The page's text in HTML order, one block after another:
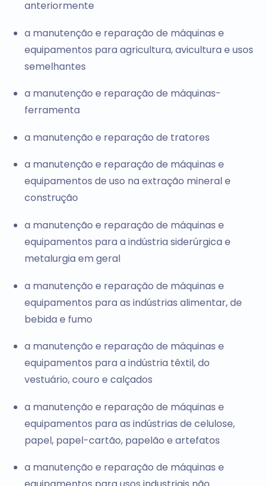
anteriormente
a manutenção e reparação de máquinas e
equipamentos para agricultura, avicultura e usos
semelhantes
a manutenção e reparação de máquinas-
ferramenta
a manutenção e reparação de tratores
a manutenção e reparação de máquinas e
equipamentos de uso na extração mineral e
construção
a manutenção e reparação de máquinas e
equipamentos para a indústria siderúrgica e
metalurgia em geral
a manutenção e reparação de máquinas e
equipamentos para as indústrias alimentar, de
bebida e fumo
a manutenção e reparação de máquinas e
equipamentos para a indústria têxtil, do
vestuário, couro e calçados
a manutenção e reparação de máquinas e
equipamentos para as indústrias de celulose,
papel, papel-cartão, papelão e artefatos
a manutenção e reparação de máquinas e